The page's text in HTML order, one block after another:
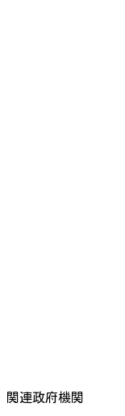
関連政府機関